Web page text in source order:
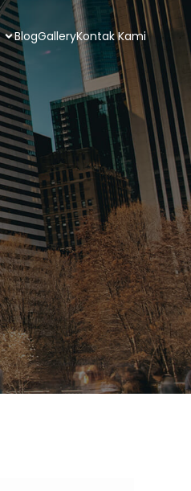
BlogGalleryKontak Kami